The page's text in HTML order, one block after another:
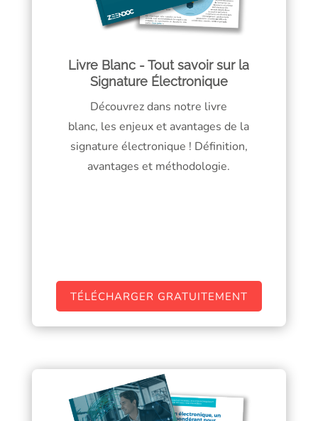
Livre Blanc - Tout savoir sur la
Signature Électronique
Découvrez dans notre livre
blanc, les enjeux et avantages de la
signature électronique ! Définition,
avantages et méthodologie.
TÉLÉCHARGER GRATUITEMENT